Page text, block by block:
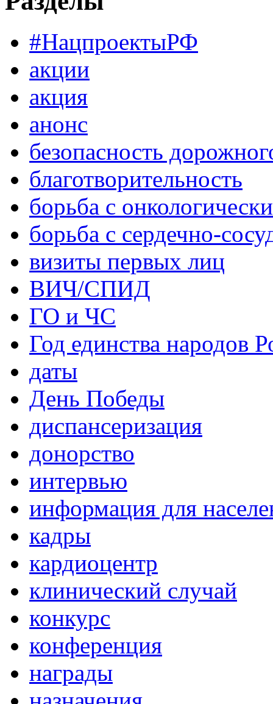
#НацпроектыРФ
акции
акция
анонс
безопасность
благотворительность
борьба с
борьба с сердечно-
визиты первых лиц
ВИЧ/СПИД
ГО и ЧС
Год единства народов
даты
День Победы
диспансеризация
донорство
интервью
информация для
кадры
кардиоцентр
клинический случай
конкурс
конференция
награды